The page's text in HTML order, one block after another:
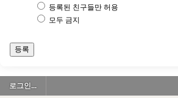
등록된 친구들만 허용
모두 금지
등록
로그인...